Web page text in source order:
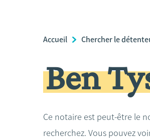
Breadcrumb
Accueil Chercher le
Ben
Ce notaire est peut-être le
recherchez. Vous pouvez